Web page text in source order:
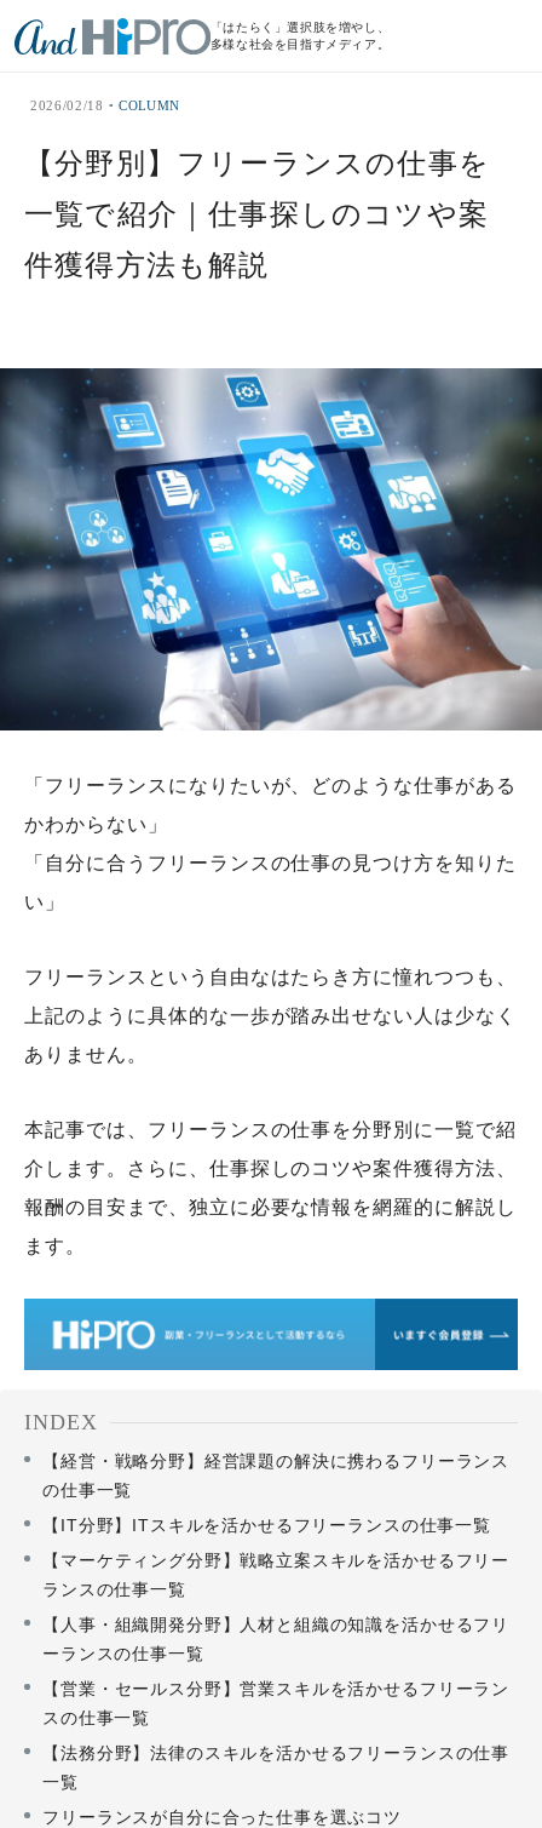
「はたらく」選択肢を増やし、
多様な社会を目指すメディア。
2026/02/18 COLUMN
【分野別】フリーランスの仕事を
一覧で紹介｜仕事探しのコツや案
件獲得方法も解説
「フリーランスになりたいが、どのような仕事がある
かわからない」
「自分に合うフリーランスの仕事の見つけ方を知りた
い」
フリーランスという自由なはたらき方に憧れつつも、
上記のように具体的な一歩が踏み出せない人は少なく
ありません。
本記事では、フリーランスの仕事を分野別に一覧で紹
介します。さらに、仕事探しのコツや案件獲得方法、
報酬の目安まで、独立に必要な情報を網羅的に解説し
ます。
INDEX
【経営・戦略分野】経営課題の解決に携わるフリーランス
の仕事一覧
【IT分野】ITスキルを活かせるフリーランスの仕事一覧
【マーケティング分野】戦略立案スキルを活かせるフリー
ランスの仕事一覧
【人事・組織開発分野】人材と組織の知識を活かせるフリ
ーランスの仕事一覧
【営業・セールス分野】営業スキルを活かせるフリーラン
スの仕事一覧
【法務分野】法律のスキルを活かせるフリーランスの仕事
一覧
フリーランスが自分に合った仕事を選ぶコツ